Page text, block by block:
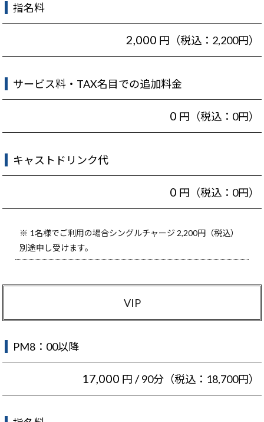
指名料
2,000 円（税込：2,200円）
サービス料・TAX名目での追加料金
0 円（税込：0円）
キャストドリンク代
0 円（税込：0円）
1名様でご利用の場合シングルチャージ 2,200円（税込）
別途申し受けます。
VIP
PM8：00以降
17,000 円 / 90分（税込：18,700円）